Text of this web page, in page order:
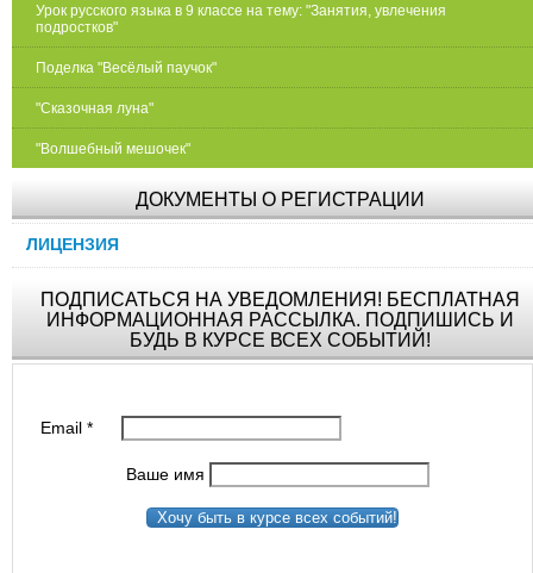
Урок русского языка в 9 классе на тему: "Занятия, увлечения
подростков"
Поделка "Весёлый паучок"
"Сказочная луна"
"Волшебный мешочек"
ДОКУМЕНТЫ О РЕГИСТРАЦИИ
ЛИЦЕНЗИЯ
ПОДПИСАТЬСЯ НА УВЕДОМЛЕНИЯ! БЕСПЛАТНАЯ
ИНФОРМАЦИОННАЯ РАССЫЛКА. ПОДПИШИСЬ И
БУДЬ В КУРСЕ ВСЕХ СОБЫТИЙ!
Email*
Ваше имя
Хочу быть в курсе всех событий!